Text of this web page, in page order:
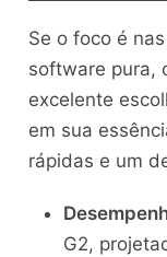
Se o foco é
software pura,
excelente
em sua
rápidas e um
G2,